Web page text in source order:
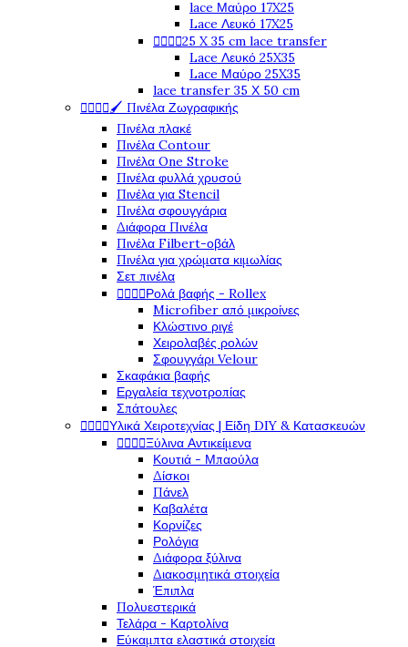
lace Μαύρο 17X25
Lace Λευκό 17X25
25 X 35 cm lace transfer
Lace Λευκό 25X35
Lace Μαύρο 25X35
lace transfer 35 Χ 50 cm
🖌️ Πινέλα Ζωγραφικής
Πινέλα πλακέ
Πινέλα Contour
Πινέλα One Stroke
Πινέλα φυλλά χρυσού
Πινέλα για Stencil
Πινέλα σφουγγάρια
Διάφορα Πινέλα
Πινέλα Filbert-οβάλ
Πινέλα για χρώματα κιμωλίας
Σετ πινέλα
Ρολά βαφής - Rollex
Microfiber από μικροίνες
Κλώστινο ριγέ
Χειρολαβές ρολών
Σφουγγάρι Velour
Σκαφάκια βαφής
Εργαλεία τεχνοτροπίας
Σπάτουλες
Υλικά Χειροτεχνίας | Είδη DIY & Κατασκευών
Ξύλινα Αντικείμενα
Κουτιά - Μπαούλα
Δίσκοι
Πάνελ
Καβαλέτα
Κορνίζες
Ρολόγια
Διάφορα ξύλινα
Διακοσμητικά στοιχεία
Έπιπλα
Πολυεστερικά
Τελάρα - Καρτολίνα
Εύκαμπτα ελαστικά στοιχεία